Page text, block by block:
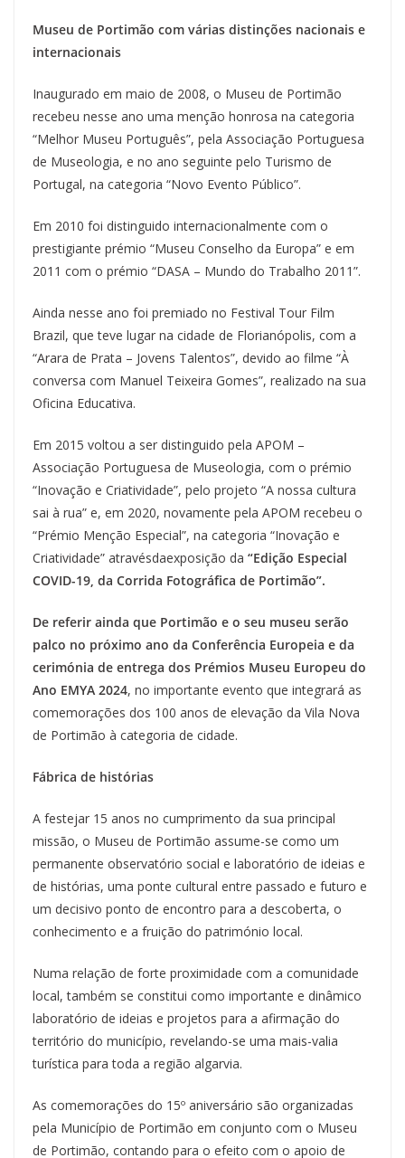
Museu de Portimão com várias distinções nacionais e
internacionais
Inaugurado em maio de 2008, o Museu de Portimão
recebeu nesse ano uma menção honrosa na categoria
“Melhor Museu Português”, pela Associação Portuguesa
de Museologia, e no ano seguinte pelo Turismo de
Portugal, na categoria “Novo Evento Público”.
Em 2010 foi distinguido internacionalmente com o
prestigiante prémio “Museu Conselho da Europa” e em
2011 com o prémio “DASA – Mundo do Trabalho 2011”.
Ainda nesse ano foi premiado no Festival Tour Film
Brazil, que teve lugar na cidade de Florianópolis, com a
“Arara de Prata – Jovens Talentos”, devido ao filme “À
conversa com Manuel Teixeira Gomes”, realizado na sua
Oficina Educativa.
Em 2015 voltou a ser distinguido pela APOM –
Associação Portuguesa de Museologia, com o prémio
“Inovação e Criatividade”, pelo projeto “A nossa cultura
sai à rua” e, em 2020, novamente pela APOM recebeu o
“Prémio Menção Especial”, na categoria “Inovação e
Criatividade” atravésdaexposição da “Edição Especial
COVID-19, da Corrida Fotográfica de Portimão”.
De referir ainda que Portimão e o seu museu serão
palco no próximo ano da Conferência Europeia e da
cerimónia de entrega dos Prémios Museu Europeu do
Ano EMYA 2024, no importante evento que integrará as
comemorações dos 100 anos de elevação da Vila Nova
de Portimão à categoria de cidade.
Fábrica de histórias
A festejar 15 anos no cumprimento da sua principal
missão, o Museu de Portimão assume-se como um
permanente observatório social e laboratório de ideias e
de histórias, uma ponte cultural entre passado e futuro e
um decisivo ponto de encontro para a descoberta, o
conhecimento e a fruição do património local.
Numa relação de forte proximidade com a comunidade
local, também se constitui como importante e dinâmico
laboratório de ideias e projetos para a afirmação do
território do município, revelando-se uma mais-valia
turística para toda a região algarvia.
As comemorações do 15º aniversário são organizadas
pela Município de Portimão em conjunto com o Museu
de Portimão, contando para o efeito com o apoio de